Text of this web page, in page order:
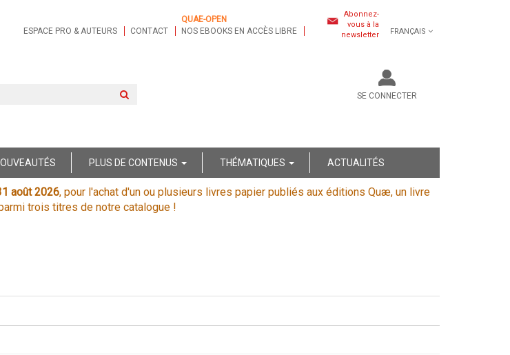
ESPACE PRO & AUTEURS CONTACT
QUAE-OPEN
NOS EBOOKS EN ACCÈS LIBRE
Abonnez-
vous à la
newsletter
FRANÇAIS
SE CONNECTER
PLUS DE CONTENUS THÉMATIQUES ACTUALITÉS
août 2026, pour l'achat d'un ou plusieurs livres papier publiés aux éditions Quæ, un livre
trois titres de notre catalogue !